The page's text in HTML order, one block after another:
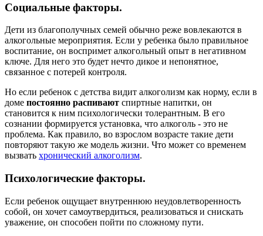
Социальные факторы.
Дети из благополучных семей обычно реже вовлекаются в
алкогольные мероприятия. Если у ребенка было правильное
воспитание, он воспримет алкогольный опыт в негативном
ключе. Для него это будет нечто дикое и непонятное,
связанное с потерей контроля.
Но если ребенок с детства видит алкоголизм как норму, если в
доме постоянно распивают спиртные напитки, он
становится к ним психологически толерантным. В его
сознании формируется установка, что алкоголь - это не
проблема. Как правило, во взрослом возрасте такие дети
повторяют такую же модель жизни. Что может со временем
вызвать хронический алкоголизм.
Психологические факторы.
Если ребенок ощущает внутреннюю неудовлетворенность
собой, он хочет самоутвердиться, реализоваться и снискать
уважение, он способен пойти по сложному пути.